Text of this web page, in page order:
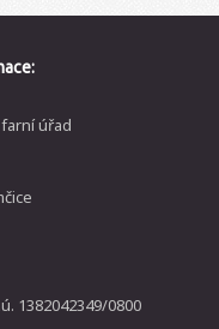
úřad
1382042349/0800